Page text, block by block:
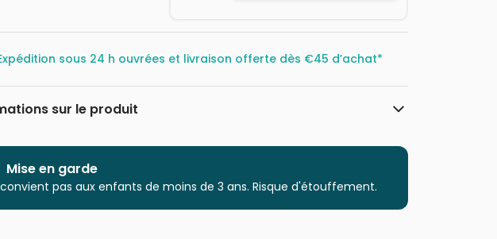
sous 24 h ouvrées et livraison offerte dès €45 d’achat*
sur le produit
Puzzle pour Adultes (500 à 48.000
pièces)
Mise en garde
pas aux enfants de moins de 3 ans. Risque d'étouffement.